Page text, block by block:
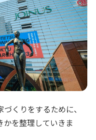
くりをするために、
かを整理していきま